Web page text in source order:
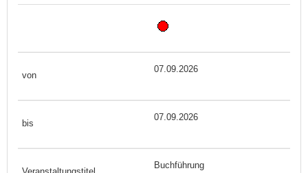
07.09.2026
07.09.2026
Buchführung